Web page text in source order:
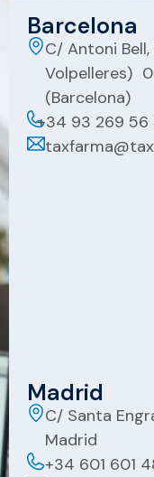
Barcelona
C/ Antoni Bell,
Volpelleres)
(Barcelona)
+34 93 269 56
Madrid
C/ Santa
Madrid
+34 601 601